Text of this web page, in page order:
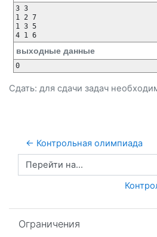
3 3
1 2 7
1 3 5
4 1 6
выходные данные
0
Сдать: для сдачи задач
← Контрольная олимпиада
Перейти на...
Ограничения